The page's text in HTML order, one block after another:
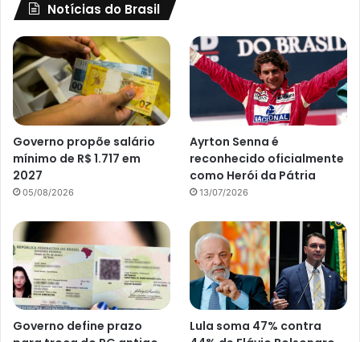
Notícias do Brasil
Governo propõe salário
mínimo de R$ 1.717 em
2027
05/08/2026
Ayrton Senna é
reconhecido oficialmente
como Herói da Pátria
13/07/2026
Governo define prazo
Lula soma 47% contra